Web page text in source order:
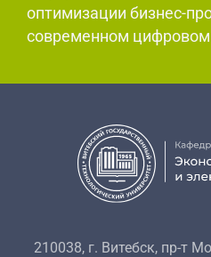
оптимизации бизнес-
современном
210038, г. Витебск, пр-т